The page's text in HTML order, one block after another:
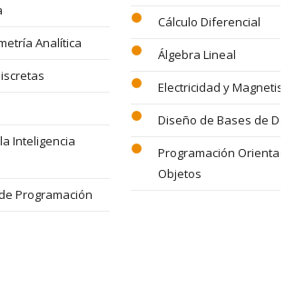
Analítica
Inteligencia
Programación
circle Cálculo Diferencial
circle Álgebra Lineal
circle Electricidad y
circle Diseño de Bases de
circle
Programación
Objetos